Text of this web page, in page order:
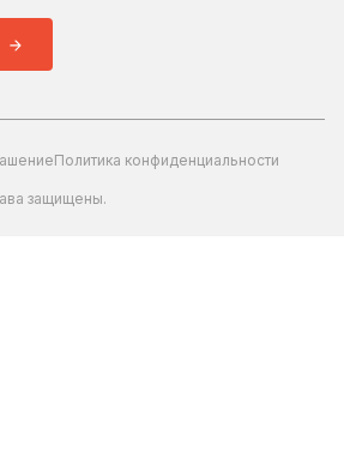
Политика конфиденциальности
защищены.